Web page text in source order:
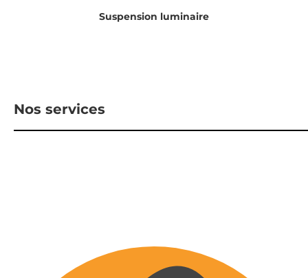
Suspension luminaire
Nos services